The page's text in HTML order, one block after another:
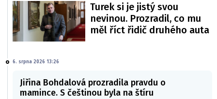
Turek si je jistý svou
nevinou. Prozradil, co mu
měl říct řidič druhého auta
6. srpna 2026 13:26
Jiřina Bohdalová prozradila pravdu o
mamince. S češtinou byla na štíru